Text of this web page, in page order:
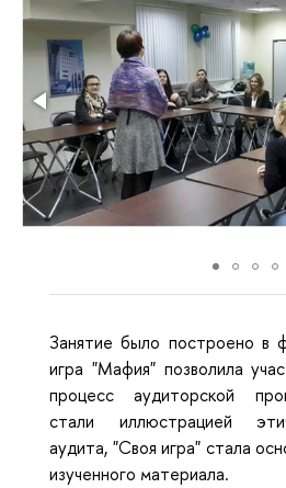
Занятие было построено в
игра "Мафия" позволила
процесс аудиторской
стали иллюстрацией
аудита, "Своя игра" стала
изученного материала.